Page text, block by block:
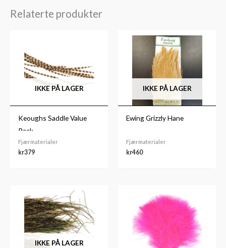
Relaterte produkter
IKKE PÅ LAGER
Keoughs Saddle Value
Pack
Fjærmaterialer
kr379
IKKE PÅ LAGER
Ewing Grizzly Hane
Fjærmaterialer
kr460
IKKE PÅ LAGER